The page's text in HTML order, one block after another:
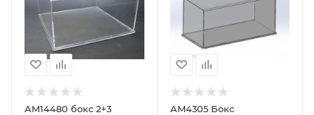
AM14480 бокс 2+3
AM4305 Бокс